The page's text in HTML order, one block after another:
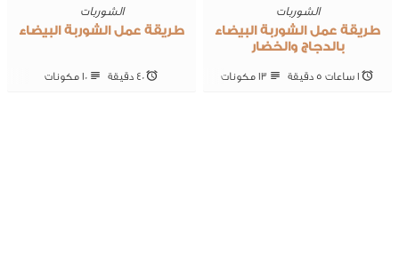
الشوربات
طريقة عمل الشوربة البيضاء
بالدجاج والخضار
1 ساعات 5 ‎دقيقة 13 ‎مكونات
الشوربات
طريقة عمل الشوربة البيضاء
40 ‎دقيقة 10 ‎مكونات